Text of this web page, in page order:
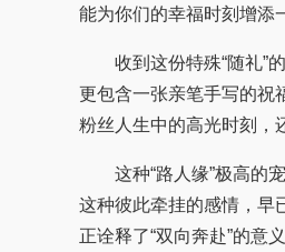
能为你们的幸福时刻增添
收到这份特殊“随礼”的
更包含一张亲笔手写的祝
粉丝人生中的高光时刻，
这种“路人缘”极高的宠
这种彼此牵挂的感情，早
正诠释了“双向奔赴”的意